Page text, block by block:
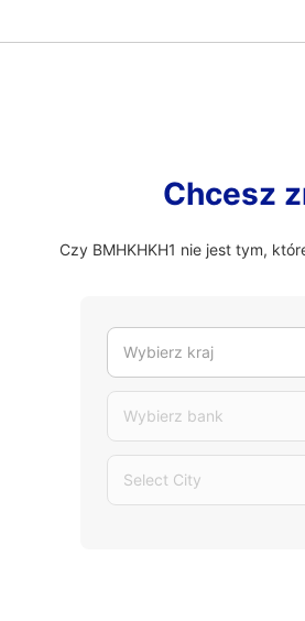
Chcesz
Czy BMHKHKH1 nie jest tym,
Wybierz kraj
Wybierz bank
Select City